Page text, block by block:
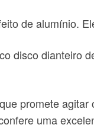
de alumínio.
disco dianteiro
promete
uma